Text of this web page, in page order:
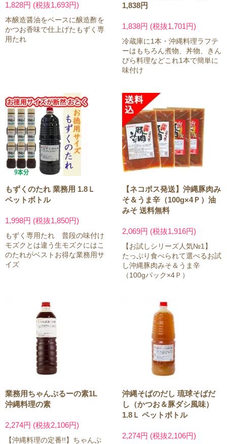
1,828円 (税抜1,693円)
本醸造醤油をベースに醸造酢を
かつお香味で仕上げたもずく専
用たれ
1,838円
1,838円 (税抜1,701円)
冷蔵庫に1本・沖縄料理ラフテ
ーはもちろん煮物、丼物、きん
ぴら料理などこれ1本で簡単に
味付け
もずくのたれ 業務用 1.8Ｌ
ペットボトル
1,998円 (税抜1,850円)
もずく専用たれ 普段の味付け
モズクとは違う生モズクにはこ
のたれがベストお得な業務用サ
イズ
【ネコポス発送】沖縄豚肉み
そ＆うま辛（100g×4Ｐ）油
みそ 送料無料
2,069円 (税抜1,916円)
【お試しシリーズ人気№1】
たっぷり食べられて選べるお試
し沖縄豚肉みそ＆うま辛
（100gパック×4Ｐ）
業務用ちゃんぷるーの素1L
沖縄料理の素
2,274円 (税抜2,106円)
【沖縄料理の定番!!】ちゃんぷ
沖縄そばのだし 琉球そばだ
し（かつお＆豚ダシ風味）
1.8Ｌ ペットボトル
2,274円 (税抜2,106円)